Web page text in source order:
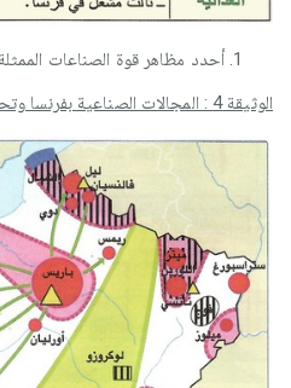
أحدد مظاهر قوة الصناعات
الوثيقة 4 : المجالات الصناعية بفرنسا وتحولاتها